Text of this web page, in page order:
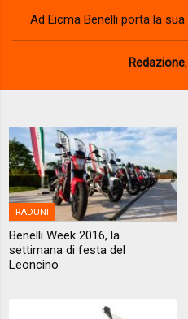
Ad Eicma Benelli porta la
Redazione,
RADUNI
Benelli Week 2016, la
settimana di festa del
Leoncino